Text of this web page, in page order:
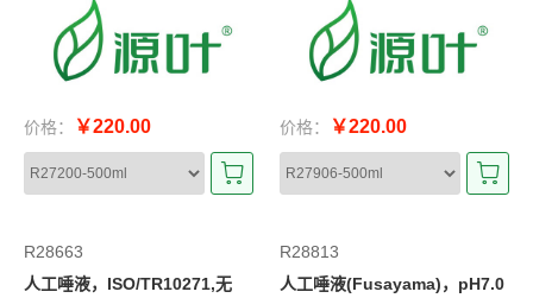
价格： ￥220.00 价格： ￥220.00
R28663
人工唾液，ISO/TR10271,无
R28813
人工唾液(Fusayama)，pH7.0